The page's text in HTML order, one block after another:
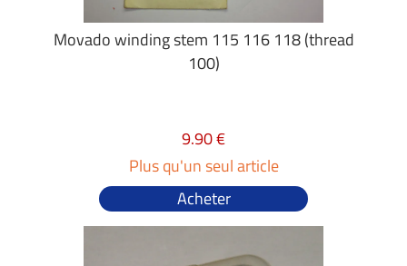
Movado winding stem 115 116 118 (thread
100)
9.90 €
Plus qu'un seul article
Acheter